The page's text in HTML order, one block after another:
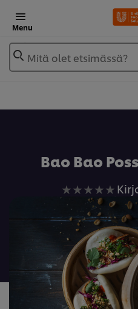
Menu
Mitä olet etsimässä?
Bao Bao